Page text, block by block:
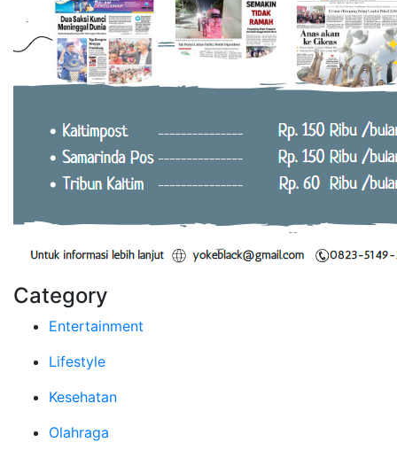
Category
Entertainment
Lifestyle
Kesehatan
Olahraga